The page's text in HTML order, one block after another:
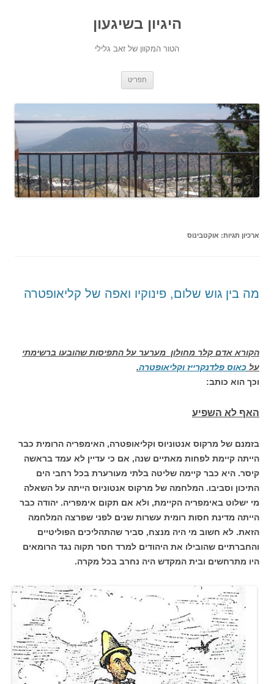
היגיון בשיגעון
הטור המקוון של זאב גלילי
תפריט
ארכיון תגיות: אוקטבינוס
מה בין גוש שלום, פינוקיו ואפה של קליאופטרה
הקורא אדם קלר מחולון מערער על התפיסות שהובעו ברשימתי
על כאוס פלדנקרייז וקליאופטרה.
וכך הוא כותב:
האף לא השפיע
בזמנם של מרקוס אנטוניוס וקליאופטרה, האימפריה הרומית כבר
הייתה קיימת לפחות מאתיים שנה, אם כי עדיין לא עמד בראשה
קיסר. היא כבר קיימה שליטה בלתי מעורערת בכל רחבי הים
התיכון וסביבו. המלחמה של מרקוס אנטוניוס הייתה על השאלה
מי ישלוט באימפריה הקיימת, ולא אם תקום אימפריה. יהודה כבר
הייתה מדינת חסות רומית עשרות שנים לפני שפרצה המלחמה
הזאת. לא חשוב מי היה מנצח, סביר שהתהליכים הפוליטיים
והחברתיים שהובילו את היהודים למרד חסר תקוה נגד הרומאים
היו מתרחשים ובית המקדש היה נחרב בכל מקרה.